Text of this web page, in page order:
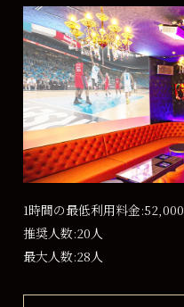
1時間の最低利用料金:52,000
推奨人数:20人
最大人数:28人